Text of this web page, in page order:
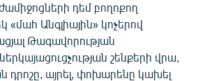
դեմ բողոքող
«մահ Անգլիային» կոչերով
Թագավորության
շենքերի վրա,
դրոշը, այրել, փոխարենը կախել